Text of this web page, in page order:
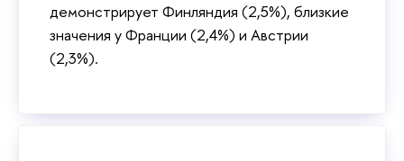
демонстрирует Финляндия (2,5%), близкие
значения у Франции (2,4%) и Австрии
(2,3%).